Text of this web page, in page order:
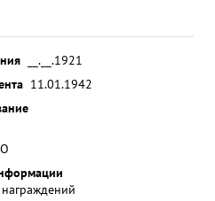
__.__.1921
11.01.1942